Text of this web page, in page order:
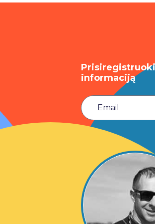
informaciją